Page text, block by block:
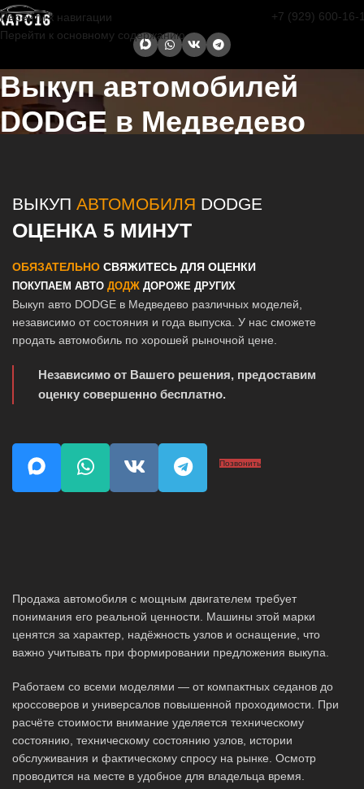
Перейти к навигации
Перейти к основному содержанию
+7 (929) 600-16-
Выкуп автомобилей
DODGE в Медведево
ВЫКУП АВТОМОБИЛЯ DODGE
ОЦЕНКА 5 МИНУТ
ОБЯЗАТЕЛЬНО СВЯЖИТЕСЬ ДЛЯ ОЦЕНКИ
ПОКУПАЕМ АВТО ДОДЖ ДОРОЖЕ ДРУГИХ
Выкуп авто DODGE в Медведево различных моделей,
независимо от состояния и года выпуска. У нас сможете
продать автомобиль по хорошей рыночной цене.
Независимо от Вашего решения, предоставим
оценку совершенно бесплатно.
Позвонить
Продажа автомобиля с мощным двигателем требует
понимания его реальной ценности. Машины этой марки
ценятся за характер, надёжность узлов и оснащение, что
важно учитывать при формировании предложения выкупа.
Работаем со всеми моделями — от компактных седанов до
кроссоверов и универсалов повышенной проходимости. При
расчёте стоимости внимание уделяется техническому
состоянию, техническому состоянию узлов, истории
обслуживания и фактическому спросу на рынке. Осмотр
проводится на месте в удобное для владельца время.